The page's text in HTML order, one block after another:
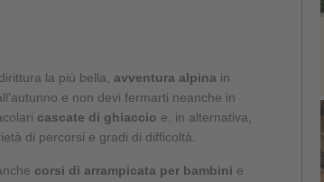
la più bella, avventura alpina in
e non devi fermarti neanche in
cascate di ghiaccio e, in alternativa,
di percorsi e gradi di difficoltà.
corsi di arrampicata per bambini e